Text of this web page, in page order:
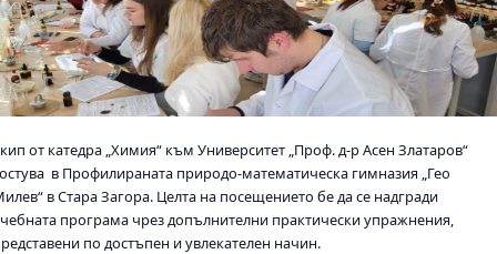
от катедра „Химия“ към Университет „Проф. д-р Асен Златаров“
в Профилираната природо-математическа гимназия „Гео
в Стара Загора. Целта на посещението бе да се надгради
програма чрез допълнителни практически упражнения,
по достъпен и увлекателен начин.